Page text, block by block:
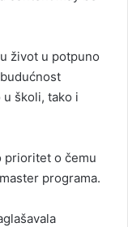
život u potpuno
školi, tako i
prioritet o čemu
programa.